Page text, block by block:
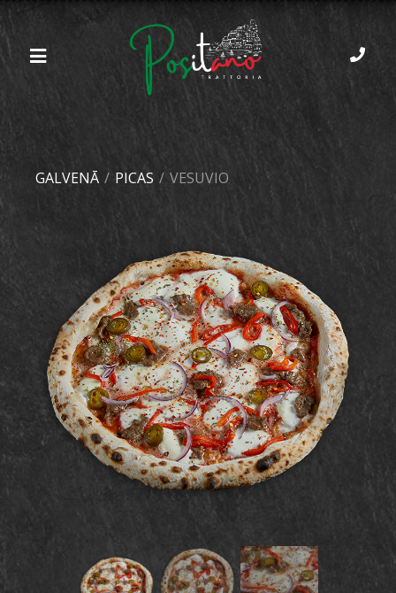
GALVENĀ / PICAS / VESUVIO